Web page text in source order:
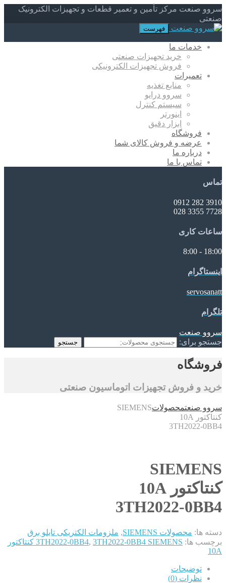
سروو صنعت مرکز تأمین و تعمیر قطعات و تجهیزات الکترونیک
صنعتی
فهرست
خدمات ما
خرید تجهیزات صنعتی
فروش تجهیزات الکترونیکی
تعمیرات
منابع تغذیه
سروو درایو
سیستم کنترل
اینورتر
ابزار دقیق
فروشگاه
عرضه و فروش کالای شما
درباره ما
تماس با ما
تماس
3910 282 0912
7728 3355 028
ساعات کاری
18:00 - 8:00
اینستاگرام
servosanatt
تلگرام
سروو صنعت
جستجو برای:
جستجو
فروشگاه
خرید و فروش تجهیزات اتوماسیون صنعتی
سروو صنعتمحصولاتSIEMENS
کنتاکتور 10A
3TH2022-0BB4
SIEMENS
کنتاکتور 10A
3TH2022-0BB4
دسته ها: محصولات SIEMENS , ملزومات الکتریکی تابلو برق
برچسب ها:
3TH2022-0BB4,
3TH2022-0BB4 SIEMENS کنتاکتور
10A
توضیحات
نظرات (0)